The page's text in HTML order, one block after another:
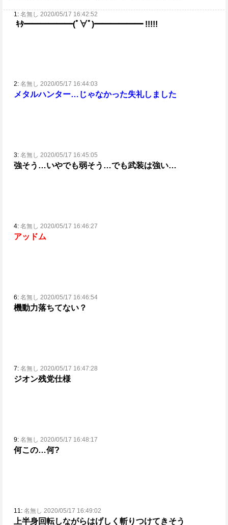
1: 名無し 2020/05/17 16:42:52
ｷﾀ━━━━━━(ﾟ∀ﾟ)━━━━━━ !!!!!
2: 名無し 2020/05/17 16:44:03
メタルハンター…じゃなかった失礼しました
3: 名無し 2020/05/17 16:45:05
強そう…いやでも弱そう…でも武装は強い…
4: 名無し 2020/05/17 16:46:27
アッドム
6: 名無し 2020/05/17 16:46:54
機動力落ちてない？
7: 名無し 2020/05/17 16:47:28
ジオン残党仕様
9: 名無し 2020/05/17 16:48:17
何この…何?
11: 名無し 2020/05/17 16:49:02
上半身回転しながらはげしく斬りつけてきそう